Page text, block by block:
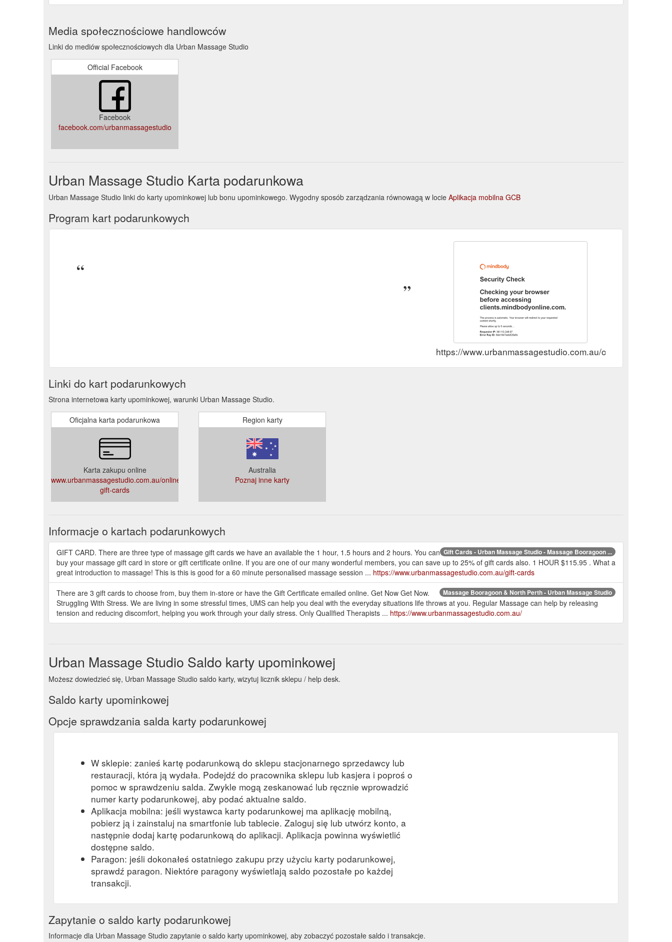
Media społecznościowe handlowców
Linki do mediów społecznościowych dla Urban Massage Studio
Official Facebook
Facebook
facebook.com/urbanmassagestudio
Urban Massage Studio Karta podarunkowa
Urban Massage Studio linki do karty upominkowej lub bonu upominkowego. Wygodny sposób zarządzania równowagą w locie Aplikacja mobilna GCB
Program kart podarunkowych
https://www.urbanmassagestudio.com.au/online-gift-cards
Linki do kart podarunkowych
Strona internetowa karty upominkowej, warunki Urban Massage Studio.
Oficjalna karta podarunkowa
Karta zakupu online
www.urbanmassagestudio.com.au/online-
gift-cards
Region karty
Australia
Poznaj inne karty
Informacje o kartach podarunkowych
Gift Cards - Urban Massage Studio - Massage Booragoon ...
GIFT CARD. There are three type of massage gift cards we have an available the 1 hour, 1.5 hours and 2 hours. You can
buy your massage gift card in store or gift certificate online. If you are one of our many wonderful members, you can save up to 25% of gift cards also. 1 HOUR $115.95 . What a
great introduction to massage! This is this is good for a 60 minute personalised massage session ... https://www.urbanmassagestudio.com.au/gift-cards
Massage Booragoon & North Perth - Urban Massage Studio
There are 3 gift cards to choose from, buy them in-store or have the Gift Certificate emailed online. Get Now Get Now.
Struggling With Stress. We are living in some stressful times, UMS can help you deal with the everyday situations life throws at you. Regular Massage can help by releasing
tension and reducing discomfort, helping you work through your daily stress. Only QualIfied Therapists ... https://www.urbanmassagestudio.com.au/
Urban Massage Studio Saldo karty upominkowej
Możesz dowiedzieć się, Urban Massage Studio saldo karty, wizytuj licznik sklepu / help desk.
Saldo karty upominkowej
Opcje sprawdzania salda karty podarunkowej
W sklepie: zanieś kartę podarunkową do sklepu stacjonarnego sprzedawcy lub
restauracji, która ją wydała. Podejdź do pracownika sklepu lub kasjera i poproś o
pomoc w sprawdzeniu salda. Zwykle mogą zeskanować lub ręcznie wprowadzić
numer karty podarunkowej, aby podać aktualne saldo.
Aplikacja mobilna: jeśli wystawca karty podarunkowej ma aplikację mobilną,
pobierz ją i zainstaluj na smartfonie lub tablecie. Zaloguj się lub utwórz konto, a
następnie dodaj kartę podarunkową do aplikacji. Aplikacja powinna wyświetlić
dostępne saldo.
Paragon: jeśli dokonałeś ostatniego zakupu przy użyciu karty podarunkowej,
sprawdź paragon. Niektóre paragony wyświetlają saldo pozostałe po każdej
transakcji.
Zapytanie o saldo karty podarunkowej
Informacje dla Urban Massage Studio zapytanie o saldo karty upominkowej, aby zobaczyć pozostałe saldo i transakcje.